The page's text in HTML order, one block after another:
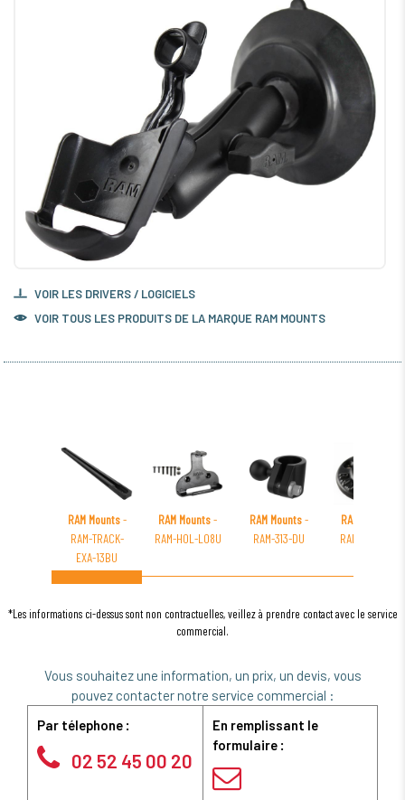
VOIR LES DRIVERS / LOGICIELS
VOIR TOUS LES PRODUITS DE LA MARQUE RAM MOUNTS
RAM Mounts-
RAM-TRACK-
EXA-13BU
RAM Mounts-
RAM-HOL-LO8U
RAM Mounts-
RAM-313-DU
RAM Mounts
RAM-232-90U
*Les informations ci-dessus sont non contractuelles, veillez à prendre contact avec le service
commercial.
Vous souhaitez une information, un prix, un devis, vous
pouvez contacter notre service commercial :
Par télephone :
02 52 45 00 20
En remplissant le
formulaire :